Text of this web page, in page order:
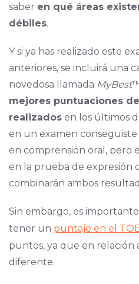
saber en qué áreas
débiles.
Y si ya has realizado este
anteriores, se incluirá una
novedosa llamada MyBest
mejores puntuaciones
realizadosen los últimos
en un examen
en comprensión oral,
en la prueba de expresión
combinarán ambos
Sin embargo, es
tener un puntaje en el
puntos, ya que en relación
diferente.